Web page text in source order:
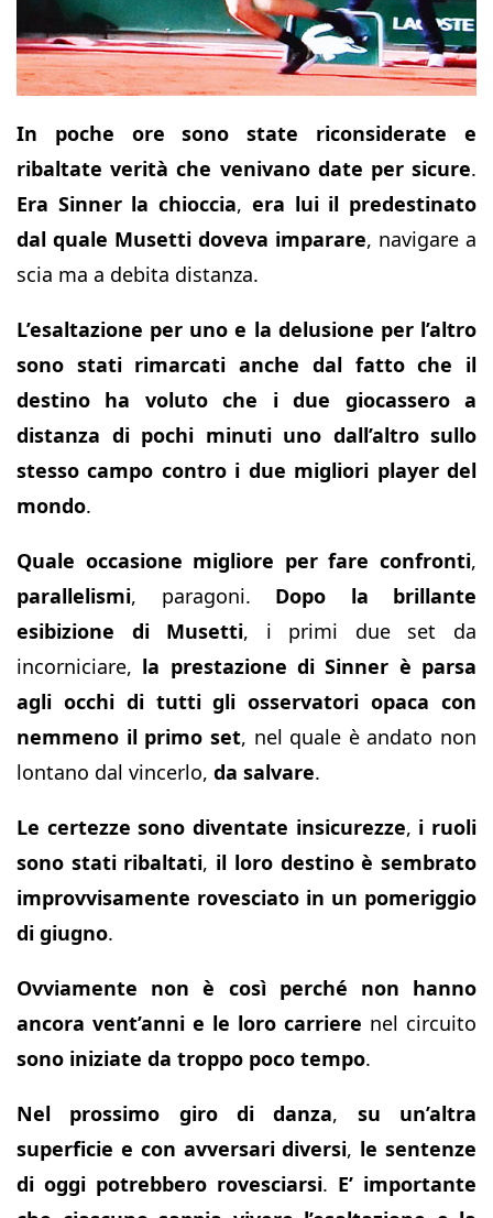
In poche ore sono state riconsiderate e
ribaltate verità che venivano date per sicure.
Era Sinner la chioccia, era lui il predestinato
dal quale Musetti doveva imparare, navigare a
scia ma a debita distanza.
L’esaltazione per uno e la delusione per l’altro
sono stati rimarcati anche dal fatto che il
destino ha voluto che i due giocassero a
distanza di pochi minuti uno dall’altro sullo
stesso campo contro i due migliori player del
mondo.
Quale occasione migliore per fare confronti,
parallelismi, paragoni. Dopo la brillante
esibizione di Musetti, i primi due set da
incorniciare, la prestazione di Sinner è parsa
agli occhi di tutti gli osservatori opaca con
nemmeno il primo set, nel quale è andato non
lontano dal vincerlo, da salvare.
Le certezze sono diventate insicurezze, i ruoli
sono stati ribaltati, il loro destino è sembrato
improvvisamente rovesciato in un pomeriggio
di giugno.
Ovviamente non è così perché non hanno
ancora vent’anni e le loro carriere nel circuito
sono iniziate da troppo poco tempo.
Nel prossimo giro di danza, su un’altra
superficie e con avversari diversi, le sentenze
di oggi potrebbero rovesciarsi. E’ importante